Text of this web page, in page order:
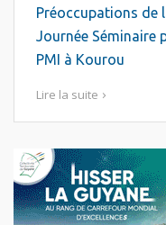
Préoccupations de
Journée Séminaire
PMI à Kourou
Lire la suite